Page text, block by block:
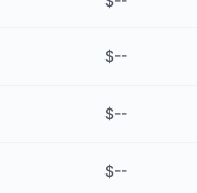
$--
$--
$--